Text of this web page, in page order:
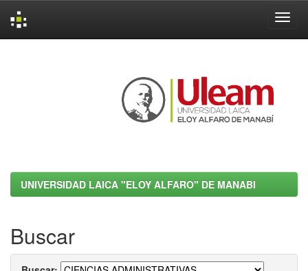
UNIVERSIDAD LAICA "ELOY ALFARO" DE MANABI
Buscar